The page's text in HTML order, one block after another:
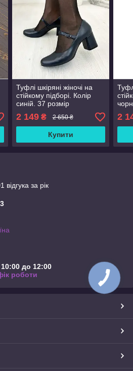
Туфлі шкіряні жіночі на
стійкому підборі. Колір
синій. 37 розмір
2 149₴ 2 650 ₴
Купити
2
за рік
до 12:00
роботи